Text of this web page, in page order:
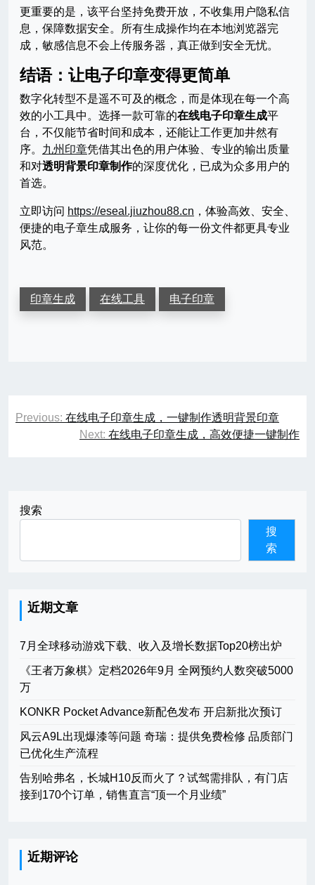
更重要的是，该平台坚持免费开放，不收集用户隐私信
息，保障数据安全。所有生成操作均在本地浏览器完
成，敏感信息不会上传服务器，真正做到安全无忧。
结语：让电子印章变得更简单
数字化转型不是遥不可及的概念，而是体现在每一个高
效的小工具中。选择一款可靠的在线电子印章生成平
台，不仅能节省时间和成本，还能让工作更加井然有
序。 九州印章凭借其出色的用户体验、专业的输出质量
和对透明背景印章制作的深度优化，已成为众多用户的
首选。
立即访问 https://eseal.jiuzhou88.cn ，体验高效、安全、
便捷的电子章生成服务，让你的每一份文件都更具专业
风范。
印章生成 在线工具 电子印章
文Previous: 在线电子印章生成，一键制作透明背景印章
Next: 在线电子印章生成，高效便捷一键制作
搜索
搜
索
近期文章
7月全球移动游戏下载、收入及增长数据Top20榜出炉
《王者万象棋》定档2026年9月 全网预约人数突破5000
万
KONKR Pocket Advance新配色发布 开启新批次预订
风云A9L出现爆漆等问题 奇瑞：提供免费检修 品质部门
已优化生产流程
告别哈弗名，长城H10反而火了？试驾需排队，有门店
接到170个订单，销售直言“顶一个月业绩”
近期评论